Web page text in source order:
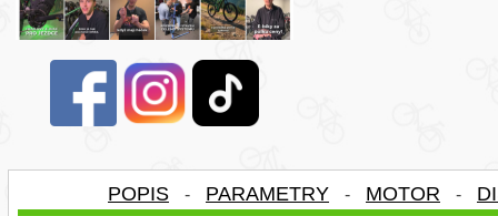
POPIS - PARAMETRY - MOTOR -